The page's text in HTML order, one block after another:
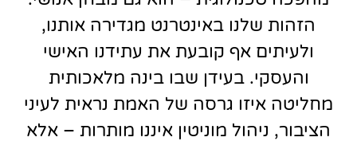
הזהות שלנו באינטרנט מגדירה אותנו,
ולעיתים אף קובעת את עתידנו האישי
והעסקי. בעידן שבו בינה מלאכותית
מחליטה איזו גרסה של האמת נראית לעיני
הציבור, ניהול מוניטין איננו מותרות – אלא